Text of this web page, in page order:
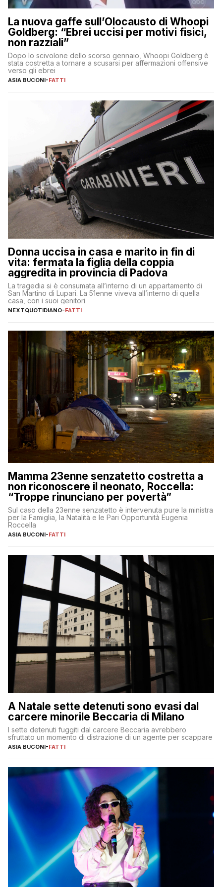
La nuova gaffe sull’Olocausto di Whoopi
Goldberg: “Ebrei uccisi per motivi fisici,
non razziali”
Dopo lo scivolone dello scorso gennaio, Whoopi Goldberg è
stata costretta a tornare a scusarsi per affermazioni offensive
verso gli ebrei
ASIA BUCONI-FATTI
Donna uccisa in casa e marito in fin di
vita: fermata la figlia della coppia
aggredita in provincia di Padova
La tragedia si è consumata all’interno di un appartamento di
San Martino di Lupari. La 51enne viveva all’interno di quella
casa, con i suoi genitori
NEXTQUOTIDIANO-FATTI
Mamma 23enne senzatetto costretta a
non riconoscere il neonato, Roccella:
“Troppe rinunciano per povertà”
Sul caso della 23enne senzatetto è intervenuta pure la ministra
per la Famiglia, la Natalità e le Pari Opportunità Eugenia
Roccella
ASIA BUCONI-FATTI
A Natale sette detenuti sono evasi dal
carcere minorile Beccaria di Milano
I sette detenuti fuggiti dal carcere Beccaria avrebbero
sfruttato un momento di distrazione di un agente per scappare
ASIA BUCONI-FATTI